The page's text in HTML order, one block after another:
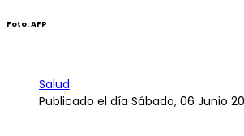
Foto: AFP
Salud
Publicado el día Sábado, 06 Junio